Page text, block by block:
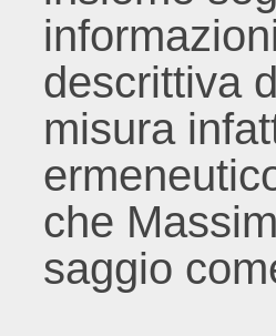
descrittiva
misura
che
saggio